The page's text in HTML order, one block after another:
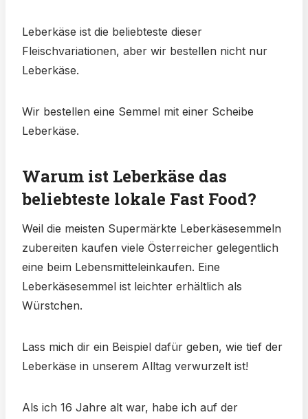
Leberkäse ist die beliebteste dieser
Fleischvariationen, aber wir bestellen nicht nur
Leberkäse.
Wir bestellen eine Semmel mit einer Scheibe
Leberkäse.
Warum ist Leberkäse das
beliebteste lokale Fast Food?
Weil die meisten Supermärkte Leberkäsesemmeln
zubereiten kaufen viele Österreicher gelegentlich
eine beim Lebensmitteleinkaufen. Eine
Leberkäsesemmel ist leichter erhältlich als
Würstchen.
Lass mich dir ein Beispiel dafür geben, wie tief der
Leberkäse in unserem Alltag verwurzelt ist!
Als ich 16 Jahre alt war, habe ich auf der